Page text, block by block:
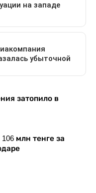
затопило в
млн тенге за